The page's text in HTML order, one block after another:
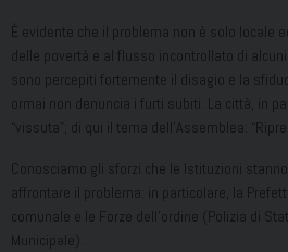
È evidente che il problema non è solo locale
delle povertà e al flusso incontrollato di
sono percepiti fortemente il disagio e la
ormai non denuncia i furti subiti. La città, in
“vissuta”; di qui il tema dell’Assemblea:
Conosciamo gli sforzi che le Istituzioni
affrontare il problema: in particolare, la
comunale e le Forze dell’ordine (Polizia di
Municipale).